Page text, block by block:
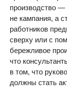
производство —
не кампания, а
работников
сверху или с
бережливое
что
в том, что
должны стать